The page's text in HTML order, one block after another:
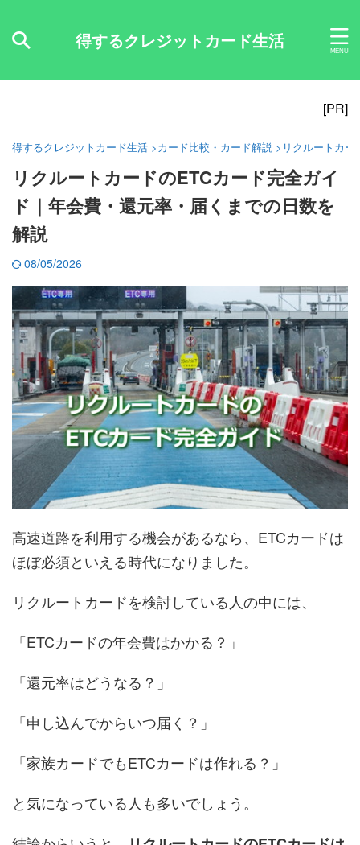
得するクレジットカード生活
[PR]
得するクレジットカード生活 >カード比較・カード解説 > リクルートカー
リクルートカードのETCカード完全ガイ
ド｜年会費・還元率・届くまでの日数を
解説
08/05/2026
高速道路を利用する機会があるなら、ETCカードは
ほぼ必須といえる時代になりました。
リクルートカードを検討している人の中には、
「ETCカードの年会費はかかる？」
「還元率はどうなる？」
「申し込んでからいつ届く？」
「家族カードでもETCカードは作れる？」
と気になっている人も多いでしょう。